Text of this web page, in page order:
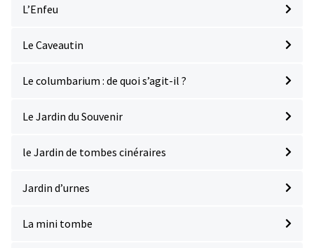
L’Enfeu
Le Caveautin
Le columbarium : de quoi s’agit-il ?
Le Jardin du Souvenir
le Jardin de tombes cinéraires
Jardin d’urnes
La mini tombe